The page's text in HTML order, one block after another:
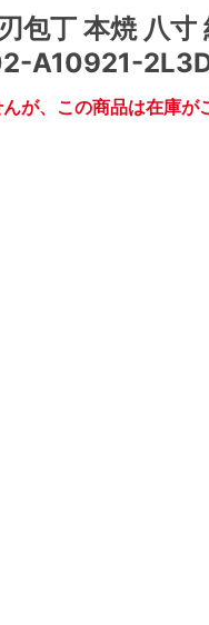
包丁 本焼 八寸
A10921-
が、この商品は在庫が